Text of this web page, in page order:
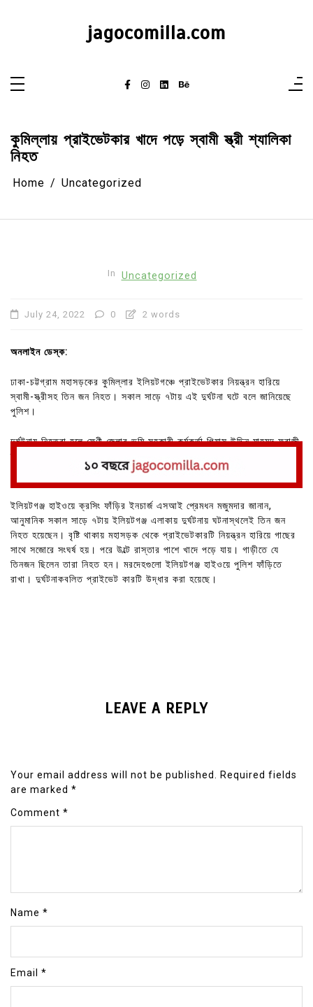
jagocomilla.com
কুমিল্লায় প্রাইভেটকার খাদে পড়ে স্বামী স্ত্রী শ্যালিকা
নিহত
Home Uncategorized
In Uncategorized
July 24, 2022 0 2 words
অনলাইন ডেস্ক:
ঢাকা-চট্টগ্রাম মহাসড়কের কুমিল্লার ইলিয়টগঞ্চে প্রাইভেটকার নিয়ন্ত্রন হারিয়ে
স্বামী-স্ত্রীসহ তিন জন নিহত। সকাল সাড়ে ৭টায় এই দুর্ঘটনা ঘটে বলে জানিয়েছে
পুলিশ।
দুর্ঘটনায় নিহতরা হলে ফেণী জেলার ভূমি সহকারী কর্মকর্তা গিয়াস উদ্দিন মাহমুদ ফরাজী,
ইলিয়টগঞ্জ হাইওয়ে ক্রসিং ফাঁড়ির ইনচার্জ এসআই প্রেমধন মজুমদার জানান,
আনুমানিক সকাল সাড়ে ৭টায় ইলিয়টগঞ্জ এলাকায় দুর্ঘটনায় ঘটনাস্থলেই তিন জন
নিহত হয়েছেন। বৃষ্টি থাকায় মহাসড়ক থেকে প্রাইভেটকারটি নিয়ন্ত্রন হারিয়ে গাছের
সাথে সজোরে সংঘর্ষ হয়। পরে উল্টে রাস্তার পাশে খাদে পড়ে যায়। গাড়ীতে যে
তিনজন ছিলেন তারা নিহত হন। মরদেহগুলো ইলিয়টগঞ্জ হাইওয়ে পুলিশ ফাঁড়িতে
রাখা। দুর্ঘটনাকবলিত প্রাইভেট কারটি উদ্ধার করা হয়েছে।
LEAVE A REPLY
Your email address will not be published.
Required fields
are marked *
Comment *
Name *
Email *